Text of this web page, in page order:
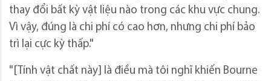
thay đổi bất kỳ vật liệu nào trong các khu vực chung.
Vì vậy, đúng là chi phí có cao hơn, nhưng chi phí bảo
trì lại cực kỳ thấp."
"[Tính vật chất này] là điều mà tôi nghĩ khiến Bourne